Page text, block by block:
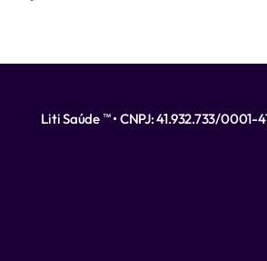
Liti Saúde ™ • CNPJ: 41.932.733/0001-